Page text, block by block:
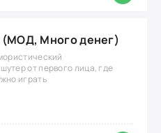
(МОД, Много денег)
от первого лица, где
играть